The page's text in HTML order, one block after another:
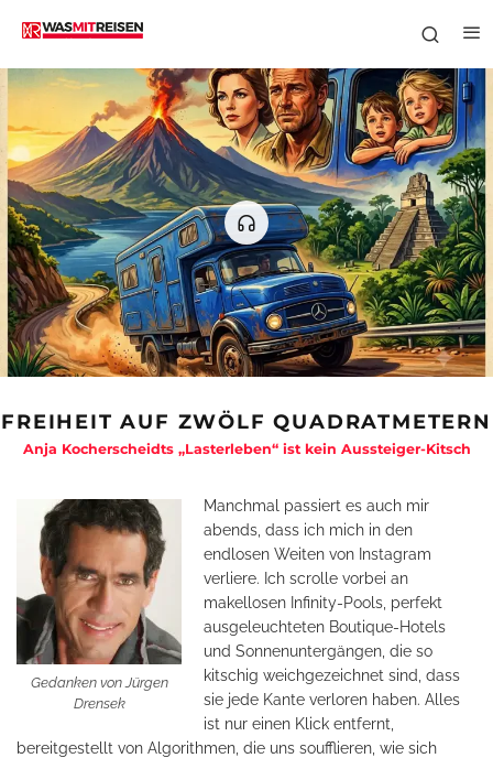
FREIHEIT AUF ZWÖLF QUADRATMETERN
Anja Kocherscheidts „Lasterleben“ ist kein Aussteiger-Kitsch
Gedanken von Jürgen
Drensek
Manchmal passiert es auch mir
abends, dass ich mich in den
endlosen Weiten von Instagram
verliere. Ich scrolle vorbei an
makellosen Infinity-Pools, perfekt
ausgeleuchteten Boutique-Hotels
und Sonnenuntergängen, die so
kitschig weichgezeichnet sind, dass
sie jede Kante verloren haben. Alles
ist nur einen Klick entfernt,
bereitgestellt von Algorithmen, die uns soufflieren, wie sich